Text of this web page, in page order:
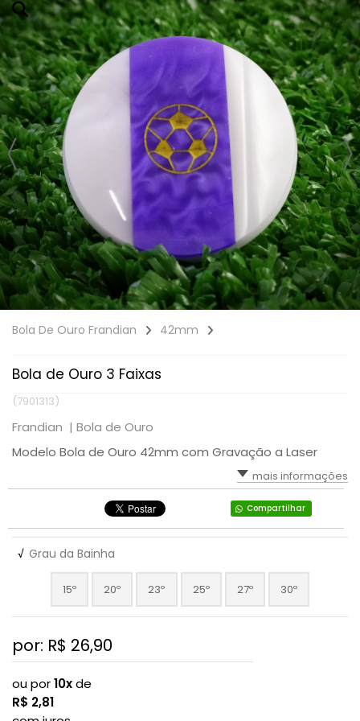
Bola De Ouro Frandian 42mm
Bola de Ouro 3 Faixas
(7901313)
Frandian | Bola de Ouro
Modelo Bola de Ouro 42mm com Gravação a Laser
mais informações
Compartilhar
√ Grau da Bainha
15º 20º 23º 25º 27º 30º
por: R$ 26,90
ou por10xde
R$ 2,81